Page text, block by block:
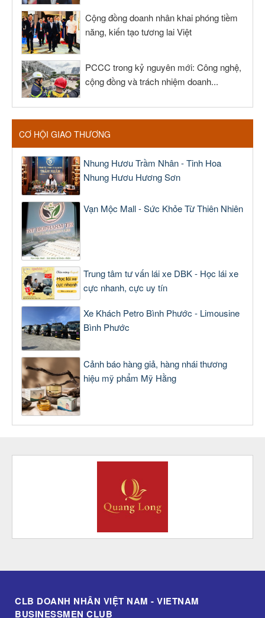
Cộng đồng doanh nhân khai phóng tiềm
năng, kiến tạo tương lai Việt
PCCC trong kỷ nguyên mới: Công nghệ,
cộng đồng và trách nhiệm doanh...
CƠ HỘI GIAO THƯƠNG
Nhung Hươu Trầm Nhân - Tinh Hoa
Nhung Hươu Hương Sơn
Vạn Mộc Mall - Sức Khỏe Từ Thiên Nhiên
Trung tâm tư vấn lái xe DBK - Học lái xe
cực nhanh, cực uy tín
Xe Khách Petro Bình Phước - Limousine
Bình Phước
Cảnh báo hàng giả, hàng nhái thương
hiệu mỹ phẩm Mỹ Hằng
CLB DOANH NHÂN VIỆT NAM - VIETNAM
BUSINESSMEN CLUB